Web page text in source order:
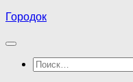
Перейти
содержимому
Городок
Найти: